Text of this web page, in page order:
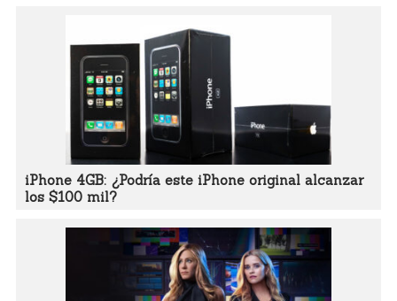
iPhone 4GB: ¿Podría este iPhone original alcanzar
los $100 mil?